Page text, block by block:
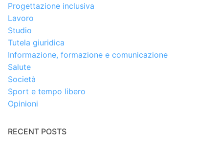
Progettazione inclusiva
Lavoro
Studio
Tutela giuridica
Informazione, formazione e comunicazione
Salute
Società
Sport e tempo libero
Opinioni
RECENT POSTS